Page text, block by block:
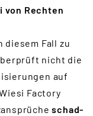
von Rechten
Fall zu
nicht die
auf
Factory
schad-